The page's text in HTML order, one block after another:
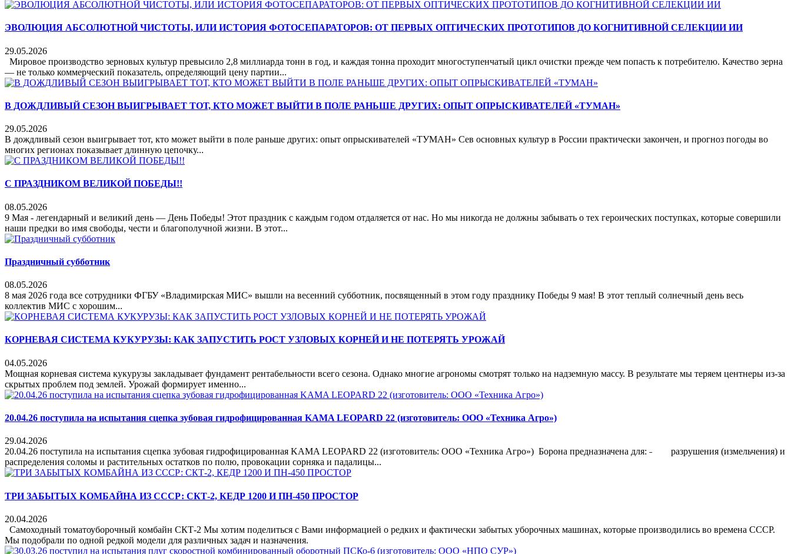
ЭВОЛЮЦИЯ АБСОЛЮТНОЙ ЧИСТОТЫ, ИЛИ ИСТОРИЯ ФОТОСЕПАРАТОРОВ: ОТ ПЕРВЫХ ОПТИЧЕСКИХ ПРОТОТИПОВ ДО КОГНИТИВНОЙ СЕЛЕКЦИИ ИИ
29.05.2026
Мировое производство зерновых культур превысило 2,8 миллиарда тонн в год, и каждая тонна проходит многоступенчатый цикл очистки прежде чем попасть к потребителю. Качество зерна
— не только коммерческий показатель, определяющий цену партии...
В ДОЖДЛИВЫЙ СЕЗОН ВЫИГРЫВАЕТ ТОТ, КТО МОЖЕТ ВЫЙТИ В ПОЛЕ РАНЬШЕ ДРУГИХ: ОПЫТ ОПРЫСКИВАТЕЛЕЙ «ТУМАН»
29.05.2026
В дождливый сезон выигрывает тот, кто может выйти в поле раньше других: опыт опрыскивателей «ТУМАН» Сев основных культур в России практически закончен, и прогноз погоды во
многих регионах показывает длинную цепочку...
С ПРАЗДНИКОМ ВЕЛИКОЙ ПОБЕДЫ!!
08.05.2026
9 Мая - легендарный и великий день — День Победы! Этот праздник с каждым годом отдаляется от нас. Но мы никогда не должны забывать о тех героических поступках, которые совершили
наши предки во имя свободы, чести и благополучной жизни. В этот...
Праздничный субботник
08.05.2026
8 мая 2026 года все сотрудники ФГБУ «Владимирская МИС» вышли на весенний субботник, посвященный в этом году празднику Победы 9 мая! В этот теплый солнечный день весь
коллектив МИС с хорошим...
КОРНЕВАЯ СИСТЕМА КУКУРУЗЫ: КАК ЗАПУСТИТЬ РОСТ УЗЛОВЫХ КОРНЕЙ И НЕ ПОТЕРЯТЬ УРОЖАЙ
04.05.2026
Мощная корневая система кукурузы закладывает фундамент рентабельности всего сезона. Однако многие агрономы смотрят только на надземную массу. В результате мы теряем центнеры из-за
скрытых проблем под землей. Урожай формирует именно...
20.04.26 поступила на испытания сцепка зубовая гидрофицированная KAMA LEOPARD 22 (изготовитель: ООО «Техника Агро»)
29.04.2026
20.04.26 поступила на испытания сцепка зубовая гидрофицированная KAMA LEOPARD 22 (изготовитель: ООО «Техника Агро») Борона предназначена для: ˗ разрушения (измельчения) и
распределения соломы и растительных остатков по полю, провокации сорняка и падалицы...
ТРИ ЗАБЫТЫХ КОМБАЙНА ИЗ СССР: СКТ-2, КЕДР 1200 И ПН-450 ПРОСТОР
20.04.2026
Самоходный томатоуборочный комбайн СКТ-2 Мы хотим поделиться с Вами информацией о редких и фактически забытых уборочных машинах, которые производились во времена СССР.
Мы подобрали по одной редкой модели для различных задач и назначения.